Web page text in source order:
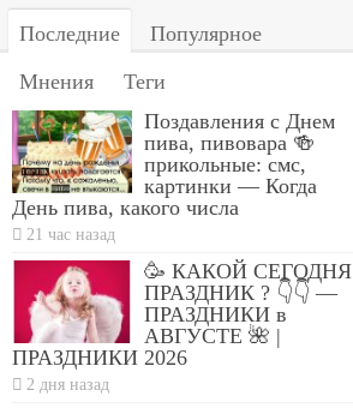
Последние
Популярное
Мнения
Теги
Поздавления с Днем
пива, пивовара 🍻
прикольные: смс,
картинки — Когда
День пива, какого числа
21 час назад
🥳 КАКОЙ СЕГОДНЯ
ПРАЗДНИК ? 👇👇 —
ПРАЗДНИКИ в
АВГУСТЕ 🌺 |
ПРАЗДНИКИ 2026
2 дня назад